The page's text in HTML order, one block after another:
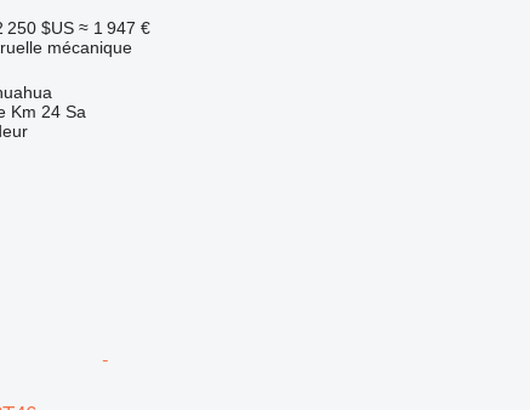
250 $US ≈ 1 947 €
mécanique
Km 24 Sa